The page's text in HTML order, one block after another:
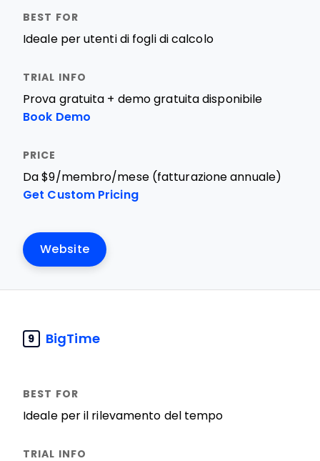
Ideale per utenti di fogli di calcolo
Prova gratuita + demo gratuita disponibile
Book Demo
Da $9/membro/mese (fatturazione annuale)
Get Custom Pricing
Website
9 BigTime
Ideale per il rilevamento del tempo